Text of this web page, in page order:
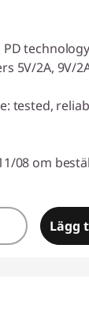
5V/2A, 9V/
tested,
08 om
Lägg